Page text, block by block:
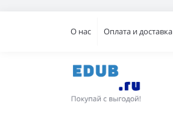
О нас Оплата и доставка